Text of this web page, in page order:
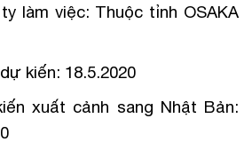
làm việc: Thuộc tỉnh OSAKA
kiến: 18.5.2020
xuất cảnh sang Nhật Bản: